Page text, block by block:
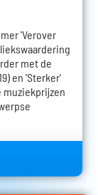
'Verover
met de
en 'Sterker'
muziekprijzen